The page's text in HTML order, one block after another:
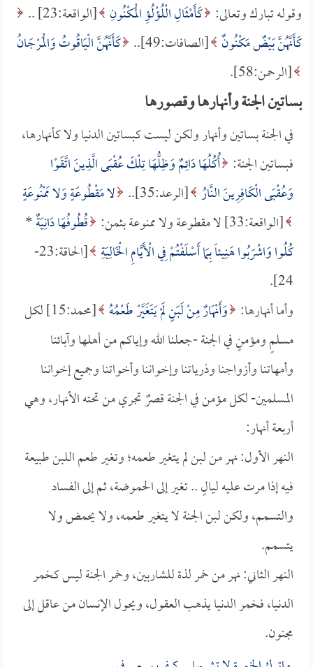
وقوله تبارك وتعالى: كَأَمْثَالِ الْلُؤْلُؤِ الْمَكْنُونِ [الواقعة:23] ..
كَأَنَّهُنَّ بَيْضٌ مَكْنُونٌ [الصافات:49]..
كَأَنَّهُنَّ الْيَاقُوتُ وَالْمَرْجَانُ
[الرحمن:58].
بساتين الجنة وأنهارها وقصورها
في الجنة بساتين وأنهار ولكن ليست كبساتين الدنيا ولا كأنهارها،
فبساتين الجنة: أُكُلُهَا دَائِمٌ وَظِلُّهَا تِلْكَ عُقْبَى الَّذِينَ اتَّقَوْا
وَعُقْبَى الْكَافِرِينَ النَّارُ [الرعد:35]..
لا مَقْطُوعَةٍ وَلا مَمْنُوعَةٍ
[الواقعة:33] لا مقطوعة ولا ممنوعة بثمن:
قُطُوفُهَا دَانِيَةٌ*
كُلُوا وَاشْرَبُوا هَنِيئاً بِمَا أَسْلَفْتُمْ فِي الْأَيَّامِ الْخَالِيَةِ
[الحاقة:23-
24].
وأما أنهارها: وَأَنْهَارٌ مِنْ لَبَنٍ لَمْ يَتَغَيَّرْ طَعْمُهُ
[محمد:15] لكل
مسلمٍ ومؤمنٍ في الجنة -جعلنا الله وإياكم من أهلها وآبائنا
وأمهاتنا وأزواجنا وذرياتنا وإخواننا وأخواتنا وجميع إخواننا
المسلمين- لكل مؤمن في الجنة قصرٌ تجري من تحته الأنهار، وهي
أربعة أنهار:
النهر الأول: نهر من لبن لم يتغير طعمه؛ وتغير طعم اللبن طبيعة
فيه إذا مرت عليه ليالٍ .. تغير إلى الحموضة، ثم إلى الفساد
والتسمم، ولكن لبن الجنة لا يتغير طعمه، ولا يحمض ولا
يتسمم.
النهر الثاني: نهر من خمر لذة للشاربين، وخمر الجنة ليس كخمر
الدنيا، فخمر الدنيا يذهب العقول، ويحول الإنسان من عاقل إلى
مجنون.